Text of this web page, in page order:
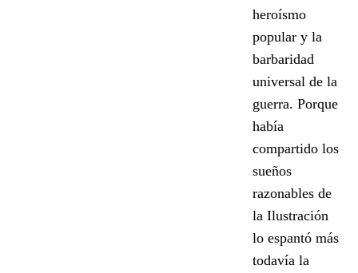
heroísmo
popular y la
barbaridad
universal de la
guerra. Porque
había
compartido los
sueños
razonables de
la Ilustración
lo espantó más
todavía la